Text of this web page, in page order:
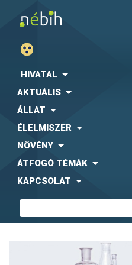
HIVATAL
AKTUÁLIS
ÁLLAT
ÉLELMISZER
NÖVÉNY
ÁTFOGÓ TÉMÁK
KAPCSOLAT